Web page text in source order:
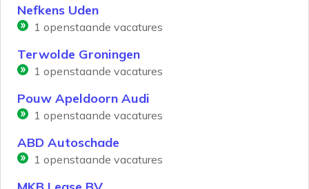
Nefkens Uden
1 openstaande vacatures
Terwolde Groningen
1 openstaande vacatures
Pouw Apeldoorn Audi
1 openstaande vacatures
ABD Autoschade
1 openstaande vacatures